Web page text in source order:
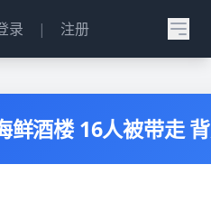
录 | 注册
鲜酒楼 16人被带走